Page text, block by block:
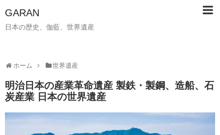
GARAN
日本の歴史、伽藍、世界遺産
ホーム 世界遺産
明治日本の産業革命遺産 製鉄・製鋼、造船、石
炭産業 日本の世界遺産